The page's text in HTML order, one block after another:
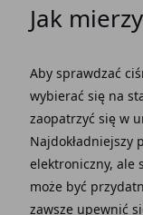
Jak
Aby sprawdzać
wybierać się na
zaopatrzyć się w
Najdokładniejszy
elektroniczny, ale
może być
zawsze upewnić